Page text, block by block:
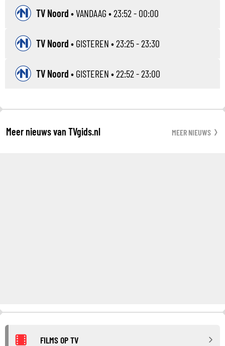
TV Noord •VANDAAG • 23:52 - 00:00
TV Noord • GISTEREN • 23:25 - 23:30
TV Noord • GISTEREN • 22:52 - 23:00
Meer nieuws van TVgids.nl MEER NIEUWS
FILMS OP TV